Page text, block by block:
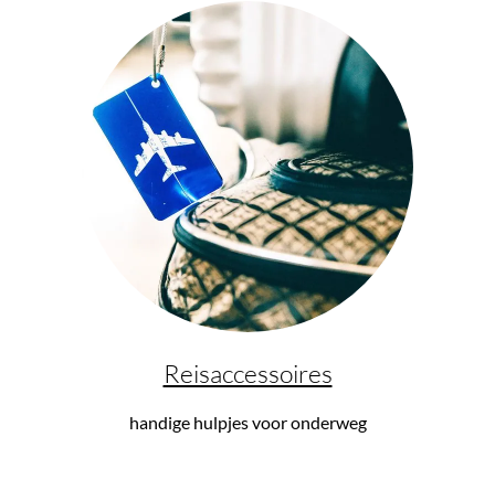
Reisaccessoires
handige hulpjes voor onderweg